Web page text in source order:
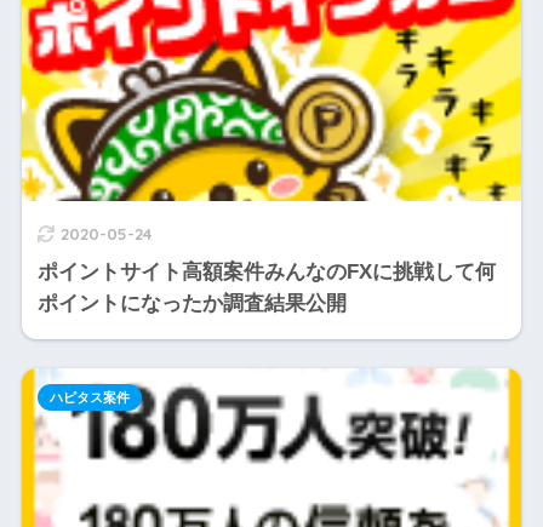
2020-05-24
ポイントサイト高額案件みんなのFXに挑戦して何
ポイントになったか調査結果公開
ハピタス案件